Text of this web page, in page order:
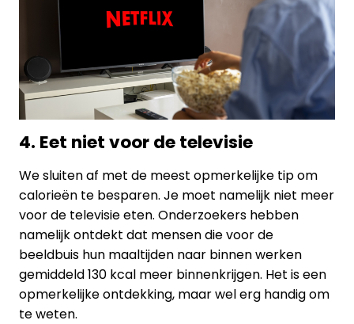
4. Eet niet voor de televisie
We sluiten af met de meest opmerkelijke tip om
calorieën te besparen. Je moet namelijk niet meer
voor de televisie eten. Onderzoekers hebben
namelijk ontdekt dat mensen die voor de
beeldbuis hun maaltijden naar binnen werken
gemiddeld 130 kcal meer binnenkrijgen. Het is een
opmerkelijke ontdekking, maar wel erg handig om
te weten.